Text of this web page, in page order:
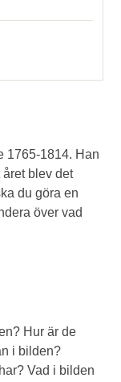
1765-1814. Han
blev det
du göra en
över vad
Hur är de
i bilden?
Vad i bilden